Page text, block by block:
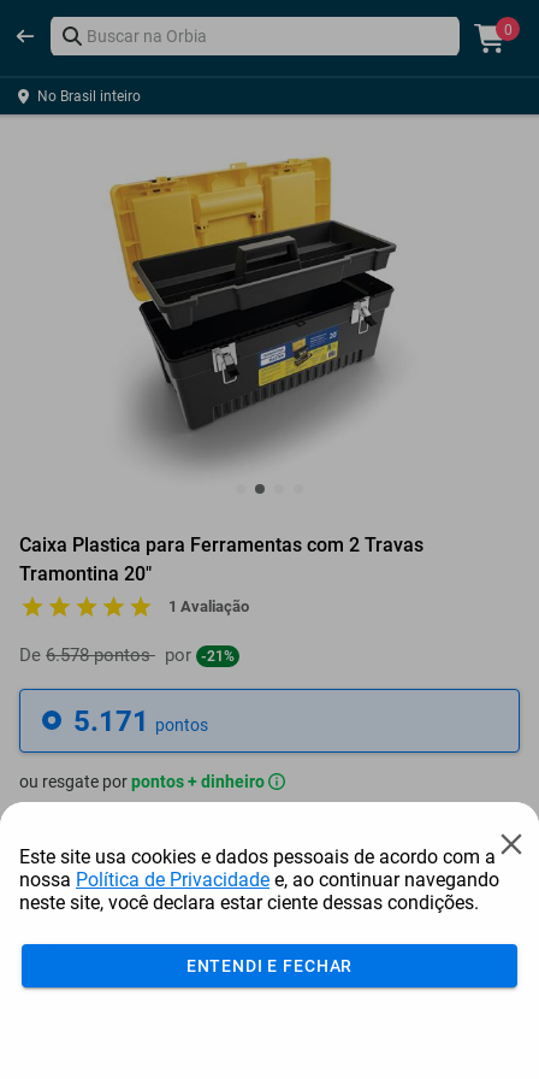
0
No Brasil inteiro
Caixa Plastica para Ferramentas com 2 Travas
Tramontina 20"
1 Avaliação
De 6.578 pontos por -21%
5.171 pontos
ou resgate porpontos + dinheiro
4.396 pontos + R$ 35,65
Este site usa cookies e dados pessoais de acordo com a
nossa Política de Privacidade e, ao continuar navegando
neste site, você declara estar ciente dessas condições.
ENTENDI E FECHAR